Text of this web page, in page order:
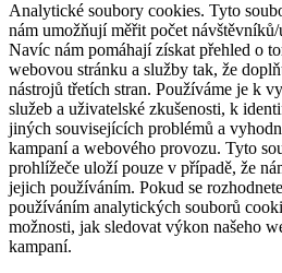
Analytické soubory cookies. Tyto
nám umožňují měřit počet
Navíc nám pomáhají získat přehled o
webovou stránku a služby tak, že
nástrojů třetích stran. Používáme je k
služeb a uživatelské zkušenosti, k
jiných souvisejících problémů a
kampaní a webového provozu. Tyto
prohlížeče uloží pouze v případě, že
jejich používáním. Pokud se
používáním analytických souborů
možnosti, jak sledovat výkon našeho
kampaní.